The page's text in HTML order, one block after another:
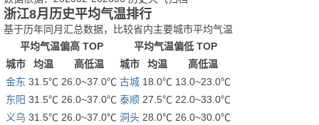
浙江8月历史平均气温排行
基于历年同月汇总数据，比较省内主要城市平均气温
平均气温偏高 TOP
平均气温偏低 TOP
城市
均温 高低温 城市 均温
高低温
金东 31.5℃ 26.0~37.0℃ 古城 18.0℃ 13.0~23.0℃
东阳 31.5℃ 26.0~37.0℃ 泰顺 27.5℃ 22.0~33.0℃
义乌 31.5℃ 26.0~37.0℃ 洞头 28.0℃ 26.0~30.0℃